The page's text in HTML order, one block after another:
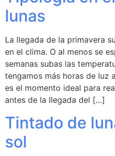
lunas
La llegada de la primavera
en el clima. O al menos se
semanas subas las
tengamos más horas de luz
es el momento ideal para
antes de la llegada del […]
Tintado de
sol